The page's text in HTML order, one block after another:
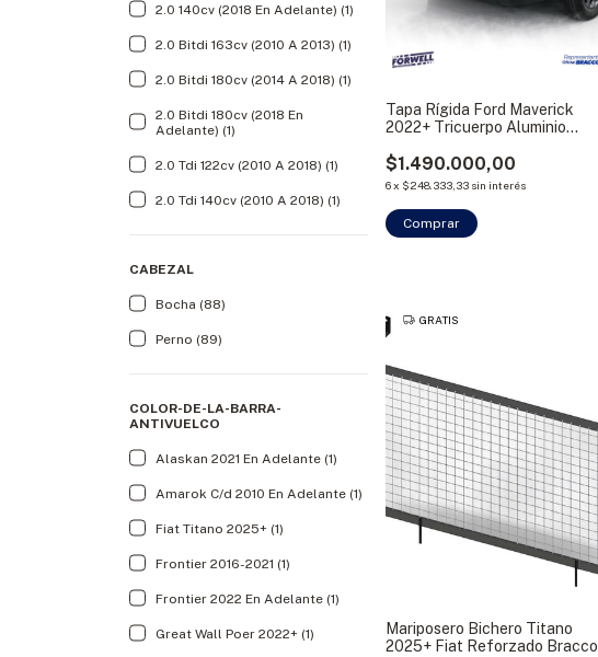
2.0 140cv (2018 En Adelante) (1)
2.0 Bitdi 163cv (2010 A 2013) (1)
2.0 Bitdi 180cv (2014 A 2018) (1)
2.0 Bitdi 180cv (2018 En
Adelante) (1)
2.0 Tdi 122cv (2010 A 2018) (1)
2.0 Tdi 140cv (2010 A 2018) (1)
CABEZAL
Bocha (88)
Perno (89)
COLOR-DE-LA-BARRA-
ANTIVUELCO
Alaskan 2021 En Adelante (1)
Amarok C/d 2010 En Adelante (1)
Fiat Titano 2025+ (1)
Frontier 2016-2021 (1)
Frontier 2022 En Adelante (1)
Great Wall Poer 2022+ (1)
Tapa Rígida Ford Maverick
2022+ Tricuerpo Aluminio
$1.490.000,00
6x $248.333,33 sin interés
Comprar
GRATIS
Mariposero Bichero Titano
2025+ Fiat Reforzado Bracco